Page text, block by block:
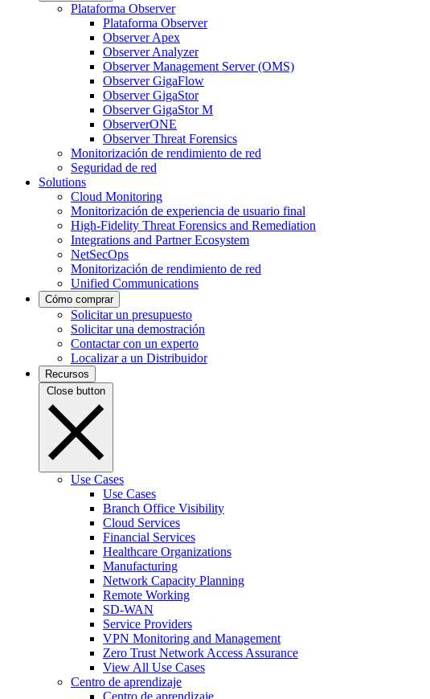
Plataforma Observer
Plataforma Observer
Observer Apex
Observer Analyzer
Observer Management Server (OMS)
Observer GigaFlow
Observer GigaStor
Observer GigaStor M
ObserverONE
Observer Threat Forensics
Monitorización de rendimiento de red
Seguridad de red
Solutions
Cloud Monitoring
Monitorización de experiencia de usuario final
High-Fidelity Threat Forensics and Remediation
Integrations and Partner Ecosystem
NetSecOps
Monitorización de rendimiento de red
Unified Communications
Cómo comprar
Solicitar un presupuesto
Solicitar una demostración
Contactar con un experto
Localizar a un Distribuidor
Recursos
Close button
Use Cases
Use Cases
Branch Office Visibility
Cloud Services
Financial Services
Healthcare Organizations
Manufacturing
Network Capacity Planning
Remote Working
SD-WAN
Service Providers
VPN Monitoring and Management
Zero Trust Network Access Assurance
View All Use Cases
Centro de aprendizaje
Centro de aprendizaje